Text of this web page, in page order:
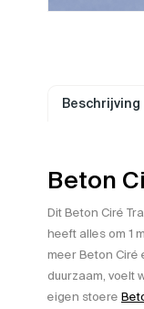
Beschrijving
Beton
Dit Beton Ciré
heeft alles om 1
meer Beton Ciré
duurzaam, voelt
eigen stoere